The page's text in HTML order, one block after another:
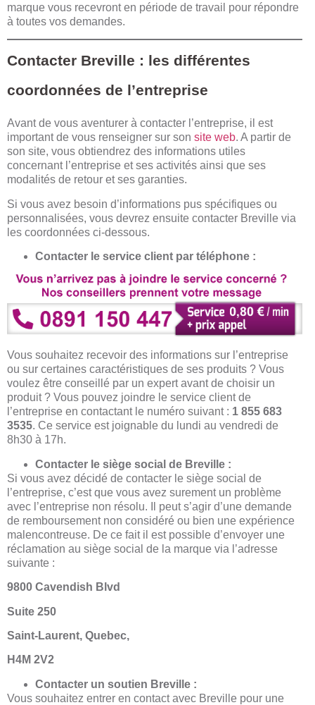
marque vous recevront en période de travail pour répondre
à toutes vos demandes.
Contacter Breville : les différentes
coordonnées de l’entreprise
Avant de vous aventurer à contacter l’entreprise, il est
important de vous renseigner sur son site web. A partir de
son site, vous obtiendrez des informations utiles
concernant l’entreprise et ses activités ainsi que ses
modalités de retour et ses garanties.
Si vous avez besoin d’informations pus spécifiques ou
personnalisées, vous devrez ensuite contacter Breville via
les coordonnées ci-dessous.
Contacter le service client par téléphone :
Vous souhaitez recevoir des informations sur l’entreprise
ou sur certaines caractéristiques de ses produits ? Vous
voulez être conseillé par un expert avant de choisir un
produit ? Vous pouvez joindre le service client de
l’entreprise en contactant le numéro suivant : 1 855 683
3535. Ce service est joignable du lundi au vendredi de
8h30 à 17h.
Contacter le siège social de Breville :
Si vous avez décidé de contacter le siège social de
l’entreprise, c’est que vous avez surement un problème
avec l’entreprise non résolu. Il peut s’agir d’une demande
de remboursement non considéré ou bien une expérience
malencontreuse. De ce fait il est possible d’envoyer une
réclamation au siège social de la marque via l’adresse
suivante :
9800 Cavendish Blvd
Suite 250
Saint-Laurent, Quebec,
H4M 2V2
Contacter un soutien Breville :
Vous souhaitez entrer en contact avec Breville pour une